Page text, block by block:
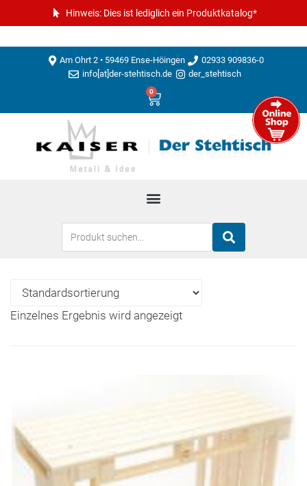
Hinweis: Dies ist lediglich ein Produktkatalog*
Am Ohrt 2 • 59469 Ense-Höingen
02933 909836-0
info[at]der-stehtisch.de
der_stehtisch
0
Einzelnes Ergebnis wird angezeigt